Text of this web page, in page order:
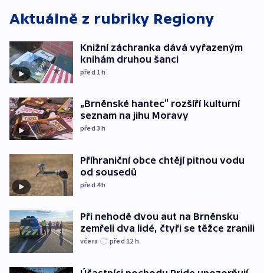
Aktuálně z rubriky Regiony
Knižní záchranka dává vyřazeným
knihám druhou šanci
před 1h
„Brněnské hantec“ rozšíří kulturní
seznam na jihu Moravy
před 3h
Příhraniční obce chtějí pitnou vodu
od sousedů
před 4h
Při nehodě dvou aut na Brněnsku
zemřeli dva lidé, čtyři se těžce zranili
včera před 12 h